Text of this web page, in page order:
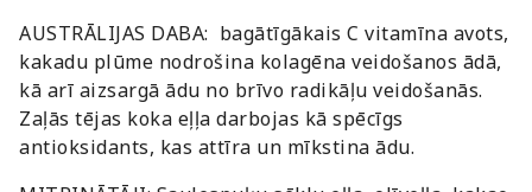
AUSTRĀLIJAS DABA: bagātīgākais C vitamīna avots,
kakadu plūme nodrošina kolagēna veidošanos ādā,
kā arī aizsargā ādu no brīvo radikāļu veidošanās.
Zaļās tējas koka eļļa darbojas kā spēcīgs
antioksidants, kas attīra un mīkstina ādu.